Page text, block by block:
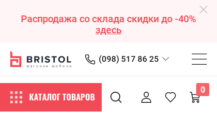
Распродажа со склада скидки до -40%
здесь
(098) 517 86 25
КАТАЛОГ ТОВАРОВ
0